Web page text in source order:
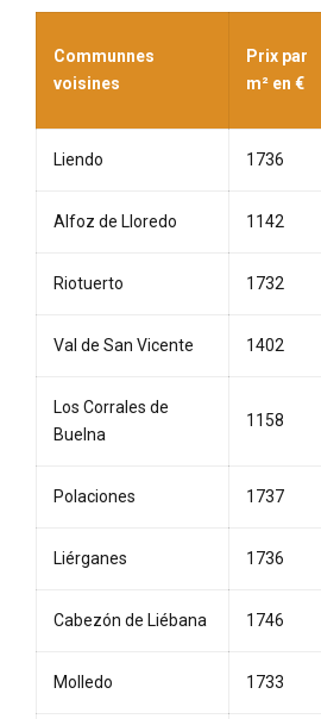
Communnes
voisines
Prix par
m² en €
Liendo 1736
Alfoz de Lloredo 1142
Riotuerto 1732
Val de San Vicente 1402
Los Corrales de
Buelna
1158
Polaciones 1737
Liérganes 1736
Cabezón de Liébana 1746
Molledo 1733